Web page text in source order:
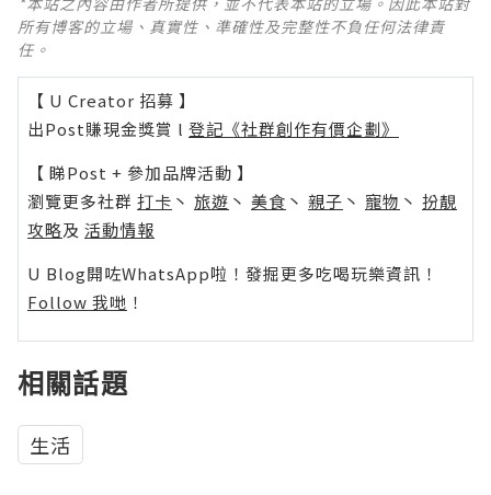
所有博客的立場、真實性、準確性及完整性不負任何法律責
任。
【 U Creator 招募 】
出Post賺現金獎賞 l 登記《社群創作有價企劃》
【 睇Post + 參加品牌活動 】
瀏覽更多社群 打卡 丶 旅遊 丶 美食 丶 親子 丶 寵物 丶 扮靚
攻略及 活動情報
U Blog開咗WhatsApp啦！發掘更多吃喝玩樂資訊！
Follow 我哋 ！
相關話題
生活